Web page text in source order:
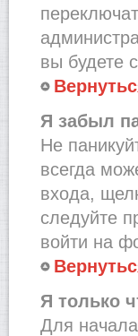
вы будете
Я забыл
Не
всегда
входа,
следуйте
войти на
Я только
Для